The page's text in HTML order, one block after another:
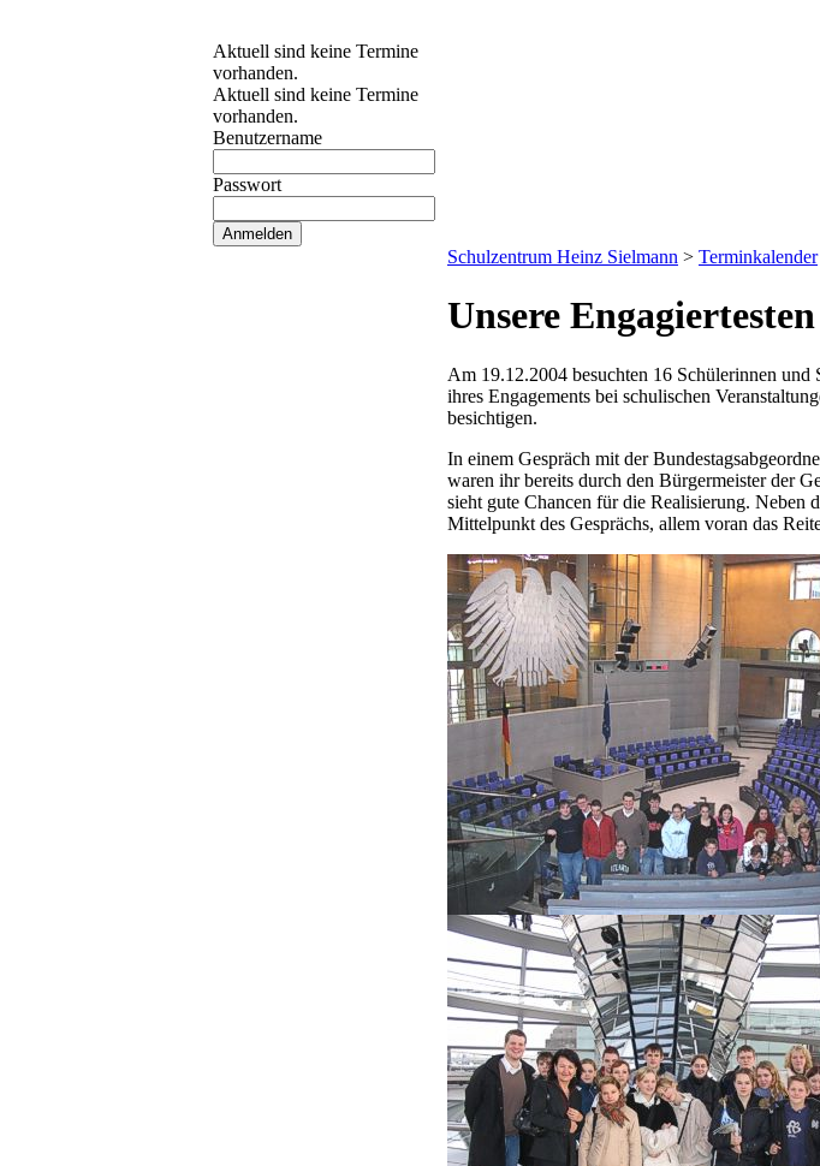
Aktuell sind keine Termine
vorhanden.
Aktuell sind keine Termine
vorhanden.
Benutzername
Passwort
Schulzentrum Heinz Sielmann > Terminkalender
Unsere
Am 19.12.2004 besuchten 16 Schülerinnen
ihres Engagements bei schulischen
besichtigen.
In einem Gespräch mit der
waren ihr bereits durch den Bürgermeister der
sieht gute Chancen für die Realisierung. Neben
Mittelpunkt des Gesprächs, allem voran das